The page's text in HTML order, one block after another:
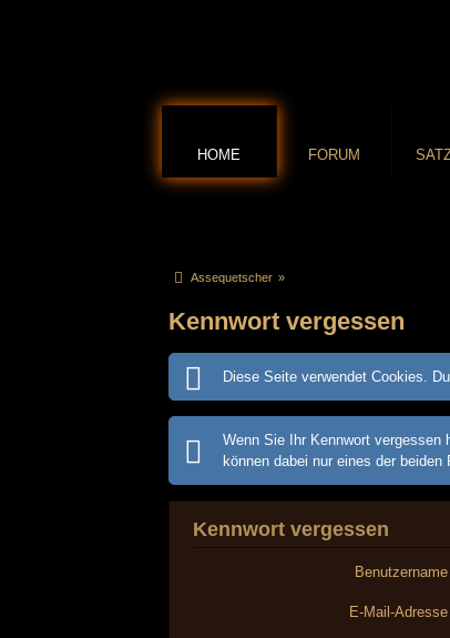
HOME FORUM
Assequetscher »
Kennwort vergessen
Diese Seite verwendet Cookies.
Wenn Sie Ihr Kennwort vergessen
können dabei nur eines der
Kennwort vergessen
Benutzername
E-Mail-Adresse